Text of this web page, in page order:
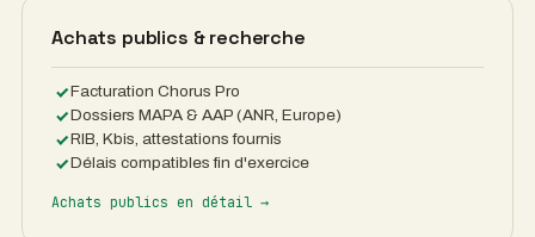
Achats publics & recherche
Facturation Chorus Pro
Dossiers MAPA & AAP (ANR, Europe)
RIB, Kbis, attestations fournis
Délais compatibles fin d'exercice
Achats publics en détail →